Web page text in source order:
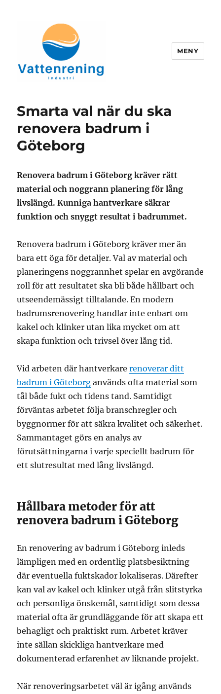
MENY
Smarta val när du ska
renovera badrum i
Göteborg
Renovera badrum i Göteborg kräver rätt
material och noggrann planering för lång
livslängd. Kunniga hantverkare säkrar
funktion och snyggt resultat i badrummet.
Renovera badrum i Göteborg kräver mer än
bara ett öga för detaljer. Val av material och
planeringens noggrannhet spelar en avgörande
roll för att resultatet ska bli både hållbart och
utseendemässigt tilltalande. En modern
badrumsrenovering handlar inte enbart om
kakel och klinker utan lika mycket om att
skapa funktion och trivsel över lång tid.
Vid arbeten där hantverkarerenoverar ditt
badrum i Göteborg används ofta material som
tål både fukt och tidens tand. Samtidigt
förväntas arbetet följa branschregler och
byggnormer för att säkra kvalitet och säkerhet.
Sammantaget görs en analys av
förutsättningarna i varje speciellt badrum för
ett slutresultat med lång livslängd.
Hållbara metoder för att
renovera badrum i Göteborg
En renovering av badrum i Göteborg inleds
lämpligen med en ordentlig platsbesiktning
där eventuella fuktskador lokaliseras. Därefter
kan val av kakel och klinker utgå från slitstyrka
och personliga önskemål, samtidigt som dessa
material ofta är grundläggande för att skapa ett
behagligt och praktiskt rum. Arbetet kräver
inte sällan skickliga hantverkare med
dokumenterad erfarenhet av liknande projekt.
När renoveringsarbetet väl är igång används